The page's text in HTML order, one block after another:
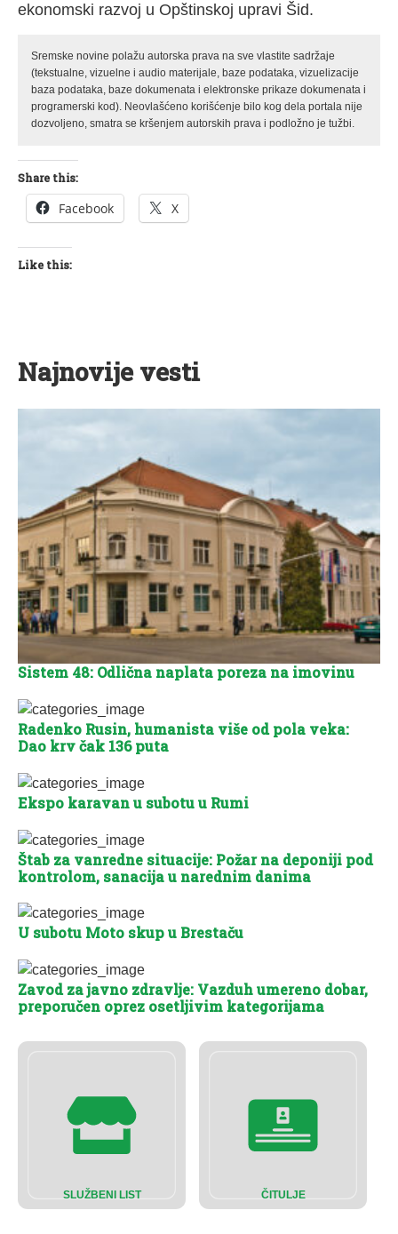
SLUŽBENI LIST ČITULJE
ekonomski razvoj u Opštinskoj upravi Šid.
Sremske novine polažu autorska prava na sve vlastite sadržaje
(tekstualne, vizuelne i audio materijale, baze podataka, vizuelizacije
baza podataka, baze dokumenata i elektronske prikaze dokumenata i
programerski kod). Neovlašćeno korišćenje bilo kog dela portala nije
dozvoljeno, smatra se kršenjem autorskih prava i podložno je tužbi.
Share this:
Facebook X
Like this:
Najnovije vesti
Sistem 48: Odlična naplata poreza na imovinu
Radenko Rusin, humanista više od pola veka:
Dao krv čak 136 puta
Ekspo karavan u subotu u Rumi
Štab za vanredne situacije: Požar na deponiji pod
kontrolom, sanacija u narednim danima
U subotu Moto skup u Brestaču
Zavod za javno zdravlje: Vazduh umereno dobar,
preporučen oprez osetljivim kategorijama